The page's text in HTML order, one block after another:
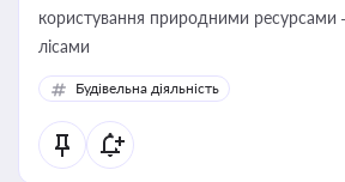
користування природними
лісами
Будівельна діяльність